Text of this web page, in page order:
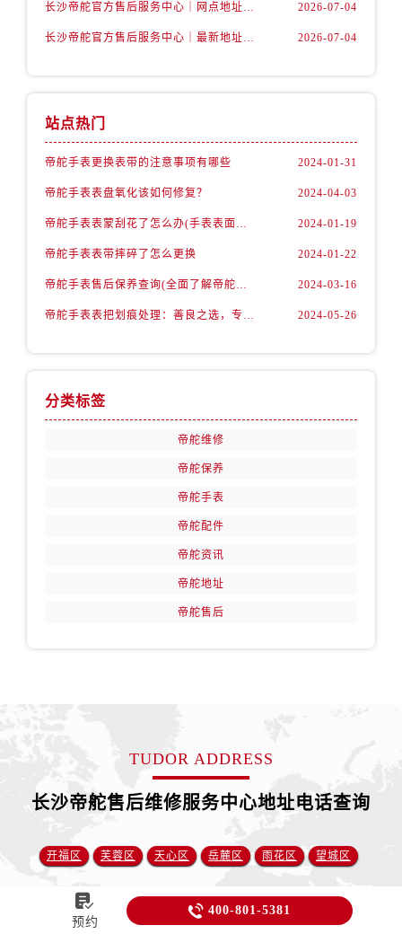
长沙帝舵官方售后服务中心｜网点地址及官方热线权威信息公示（2026年7月最新） 2026-07-04
长沙帝舵官方售后服务中心｜最新地址及售后电话权威信息公示（2026年7月最新） 2026-07-04
站点热门
帝舵手表更换表带的注意事项有哪些 2024-01-31
帝舵手表表盘氧化该如何修复？ 2024-04-03
帝舵手表表蒙刮花了怎么办(手表表面刮花怎么处理) 2024-01-19
帝舵手表表带摔碎了怎么更换 2024-01-22
帝舵手表售后保养查询(全面了解帝舵手表售后保养流程及费用) 2024-03-16
帝舵手表表把划痕处理：善良之选，专业修复 2024-05-26
分类标签
帝舵维修
帝舵保养
帝舵手表
帝舵配件
帝舵资讯
帝舵地址
帝舵售后
TUDOR ADDRESS
长沙帝舵售后维修服务中心地址电话查询
开福区 芙蓉区 天心区 岳麓区 雨花区 望城区

预约
 400-801-5381